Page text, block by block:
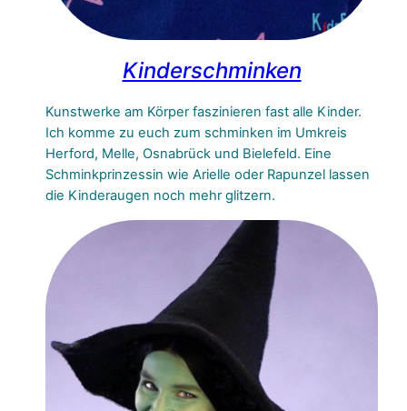
Kinderschminken
Kunstwerke am Körper faszinieren fast alle Kinder.
Ich komme zu euch zum schminken im Umkreis
Herford, Melle, Osnabrück und Bielefeld. Eine
Schminkprinzessin wie Arielle oder Rapunzel lassen
die Kinderaugen noch mehr glitzern.